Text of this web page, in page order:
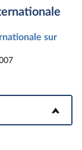
sur